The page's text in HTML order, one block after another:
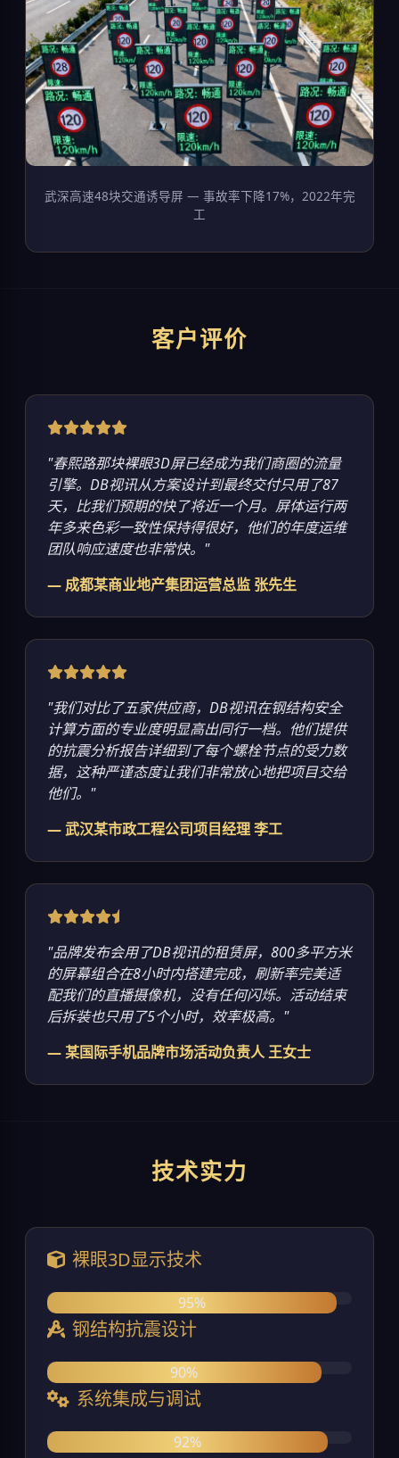
武深高速48块交通诱导屏 — 事故率下降17%，2022年完
工
客户评价
"春熙路那块裸眼3D屏已经成为我们商圈的流量
引擎。DB视讯从方案设计到最终交付只用了87
天，比我们预期的快了将近一个月。屏体运行两
年多来色彩一致性保持得很好，他们的年度运维
团队响应速度也非常快。"
— 成都某商业地产集团运营总监 张先生
"我们对比了五家供应商，DB视讯在钢结构安全
计算方面的专业度明显高出同行一档。他们提供
的抗震分析报告详细到了每个螺栓节点的受力数
据，这种严谨态度让我们非常放心地把项目交给
他们。"
— 武汉某市政工程公司项目经理 李工
"品牌发布会用了DB视讯的租赁屏，800多平方米
的屏幕组合在8小时内搭建完成，刷新率完美适
配我们的直播摄像机，没有任何闪烁。活动结束
后拆装也只用了5个小时，效率极高。"
— 某国际手机品牌市场活动负责人 王女士
技术实力
裸眼3D显示技术
95%
钢结构抗震设计
90%
系统集成与调试
92%